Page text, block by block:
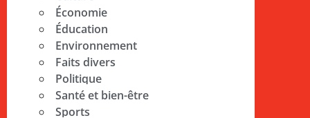
Économie
Éducation
Environnement
Faits divers
Politique
Santé et bien-être
Sports